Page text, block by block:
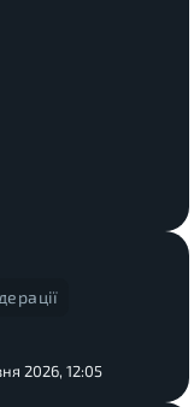
2026, 12:05